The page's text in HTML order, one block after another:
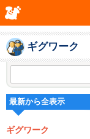
ギグワーク
最新から全表示
ギグワーク